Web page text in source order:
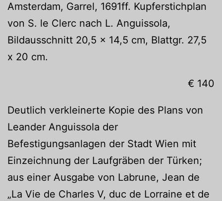
Amsterdam, Garrel, 1691ff. Kupferstichplan
von S. le Clerc nach L. Anguissola,
Bildausschnitt 20,5 x 14,5 cm, Blattgr. 27,5
x 20 cm.
€ 140
Deutlich verkleinerte Kopie des Plans von
Leander Anguissola der
Befestigungsanlagen der Stadt Wien mit
Einzeichnung der Laufgräben der Türken;
aus einer Ausgabe von Labrune, Jean de
„La Vie de Charles V, duc de Lorraine et de